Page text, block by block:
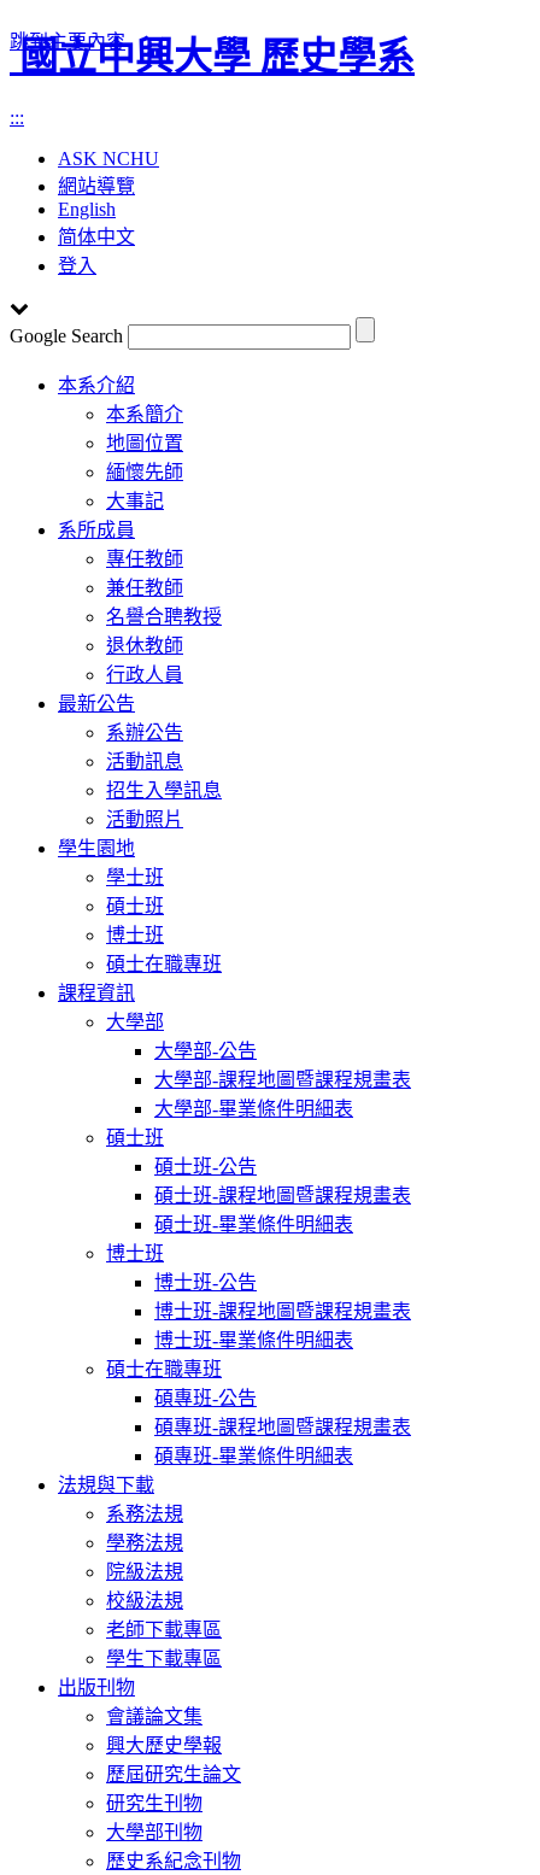
跳到主要內容
國立中興大學 歷史學系
:::
ASK NCHU
網站導覽
English
简体中文
登入
Google Search
Toggle
navigation
本系介紹
本系簡介
地圖位置
緬懷先師
大事記
系所成員
專任教師
兼任教師
名譽合聘教授
退休教師
行政人員
最新公告
系辦公告
活動訊息
招生入學訊息
活動照片
學生園地
學士班
碩士班
博士班
碩士在職專班
課程資訊
大學部
大學部-公告
大學部-課程地圖暨課程規畫表
大學部-畢業條件明細表
碩士班
碩士班-公告
碩士班-課程地圖暨課程規畫表
碩士班-畢業條件明細表
博士班
博士班-公告
博士班-課程地圖暨課程規畫表
博士班-畢業條件明細表
碩士在職專班
碩專班-公告
碩專班-課程地圖暨課程規畫表
碩專班-畢業條件明細表
法規與下載
系務法規
學務法規
院級法規
校級法規
老師下載專區
學生下載專區
出版刊物
會議論文集
興大歷史學報
歷屆研究生論文
研究生刊物
大學部刊物
歷史系紀念刊物